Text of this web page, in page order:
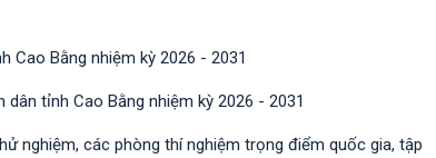
Cao Bằng nhiệm kỳ 2026 - 2031
tỉnh Cao Bằng nhiệm kỳ 2026 - 2031
nghiệm, các phòng thí nghiệm trọng điểm quốc gia, tập